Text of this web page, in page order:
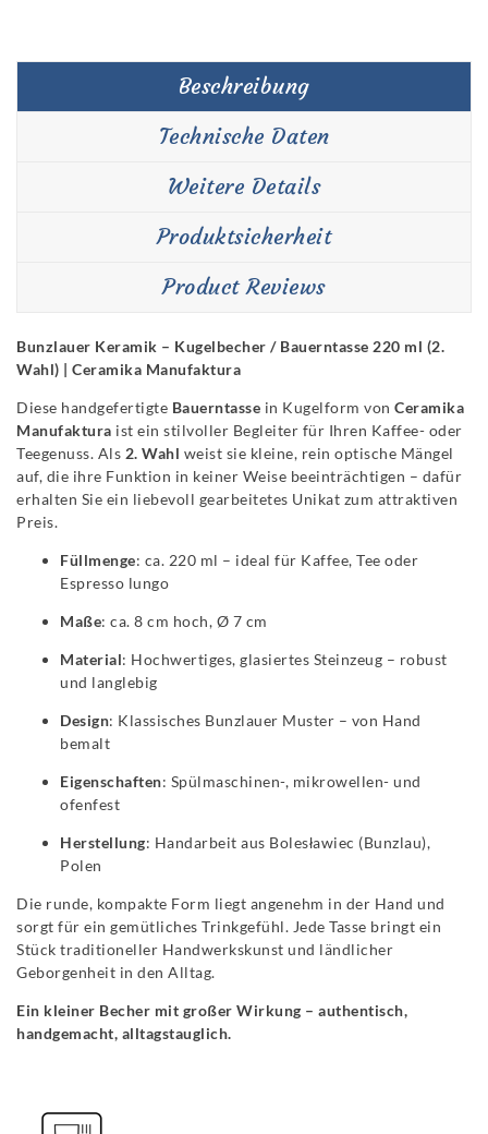
Beschreibung
Technische Daten
Weitere Details
Produktsicherheit
Product Reviews
Bunzlauer Keramik – Kugelbecher / Bauerntasse 220 ml (2.
Wahl) | Ceramika Manufaktura
Diese handgefertigte Bauerntasse in Kugelform von Ceramika
Manufaktura ist ein stilvoller Begleiter für Ihren Kaffee- oder
Teegenuss. Als 2. Wahl weist sie kleine, rein optische Mängel
auf, die ihre Funktion in keiner Weise beeinträchtigen – dafür
erhalten Sie ein liebevoll gearbeitetes Unikat zum attraktiven
Preis.
Füllmenge: ca. 220 ml – ideal für Kaffee, Tee oder
Espresso lungo
Maße: ca. 8 cm hoch, Ø 7 cm
Material: Hochwertiges, glasiertes Steinzeug – robust
und langlebig
Design: Klassisches Bunzlauer Muster – von Hand
bemalt
Eigenschaften: Spülmaschinen-, mikrowellen- und
ofenfest
Herstellung: Handarbeit aus Bolesławiec (Bunzlau),
Polen
Die runde, kompakte Form liegt angenehm in der Hand und
sorgt für ein gemütliches Trinkgefühl. Jede Tasse bringt ein
Stück traditioneller Handwerkskunst und ländlicher
Geborgenheit in den Alltag.
Ein kleiner Becher mit großer Wirkung – authentisch,
handgemacht, alltagstauglich.